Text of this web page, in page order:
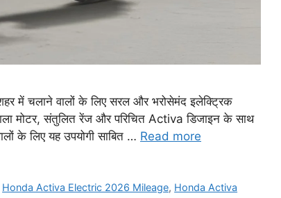
में चलाने वालों के लिए सरल और भरोसेमंद इलेक्ट्रिक
मोटर, संतुलित रेंज और परिचित Activa डिजाइन के साथ
के लिए यह उपयोगी साबित … Read more
Honda Activa Electric 2026 Mileage, Honda Activa